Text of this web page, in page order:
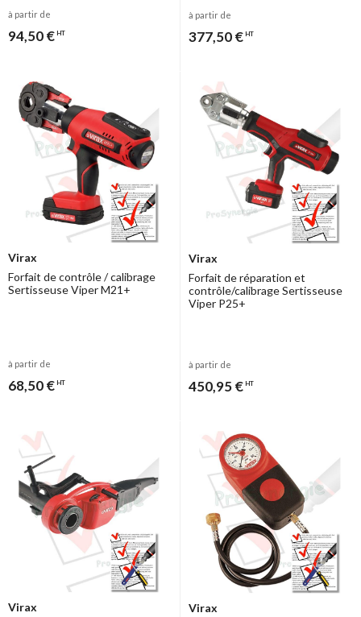
à partir de
94,50 € HT
à partir de
377,50 € HT
Virax
Forfait de contrôle / calibrage
Sertisseuse Viper M21+
à partir de
68,50 € HT
Virax
Forfait de réparation et
contrôle/calibrage Sertisseuse
Viper P25+
à partir de
450,95 € HT
Virax
Virax